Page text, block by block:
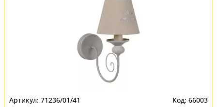
71236/01/41 66003